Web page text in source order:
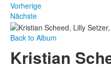
Vorherige
Nächste
Back to Album
Kristian